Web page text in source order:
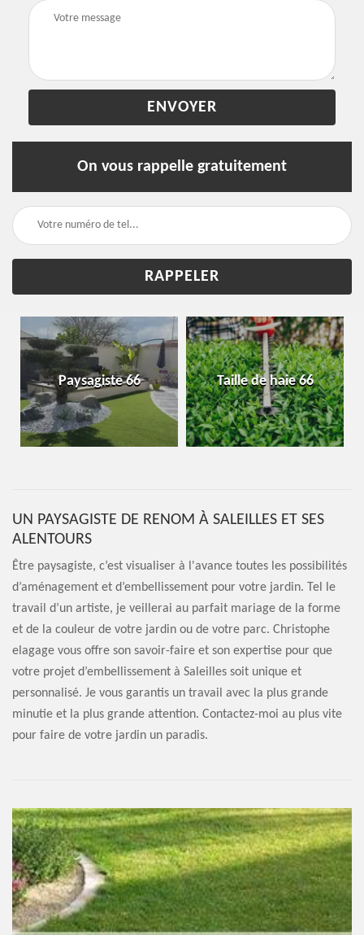
On vous rappelle gratuitement
Paysagiste 66 Taille de haie 66
UN PAYSAGISTE DE RENOM À SALEILLES ET SES
ALENTOURS
Être paysagiste, c’est visualiser à l'avance toutes les possibilités
d’aménagement et d’embellissement pour votre jardin. Tel le
travail d’un artiste, je veillerai au parfait mariage de la forme
et de la couleur de votre jardin ou de votre parc. Christophe
elagage vous offre son savoir-faire et son expertise pour que
votre projet d’embellissement à Saleilles soit unique et
personnalisé. Je vous garantis un travail avec la plus grande
minutie et la plus grande attention. Contactez-moi au plus vite
pour faire de votre jardin un paradis.